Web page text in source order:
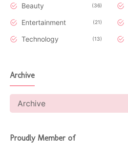
Beauty 36
Entertainment 21
Technology 13
Archive
Proudly Member of